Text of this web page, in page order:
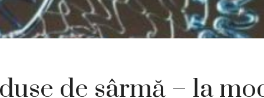
de sârmă – la